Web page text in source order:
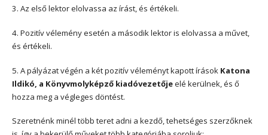
3. Az első lektor elolvassa az írást, és értékeli.
4. Pozitív vélemény esetén a második lektor is elolvassa a művet,
és értékeli.
5. A pályázat végén a két pozitív véleményt kapott írások Katona
Ildikó, a Könyvmolyképző kiadóvezetőjeelé kerülnek, és ő
hozza meg a végleges döntést.
Szeretnénk minél több teret adni a kezdő, tehetséges szerzőknek